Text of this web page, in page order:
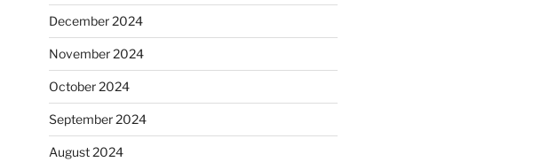
December 2024
November 2024
October 2024
September 2024
August 2024